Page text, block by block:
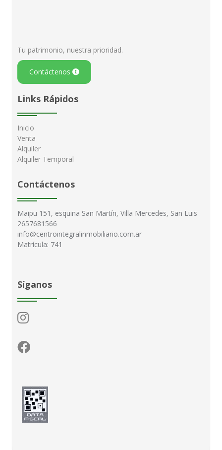
Tu patrimonio, nuestra prioridad.
Contáctenos
Links Rápidos
Inicio
Venta
Alquiler
Alquiler Temporal
Contáctenos
Maipu 151, esquina San Martín, Villa Mercedes, San Luis
2657681566
info@centrointegralinmobiliario.com.ar
Matrícula: 741
Síganos